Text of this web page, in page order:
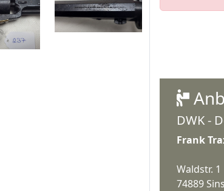
DWK -
Frank
Waldstr. 1
74889